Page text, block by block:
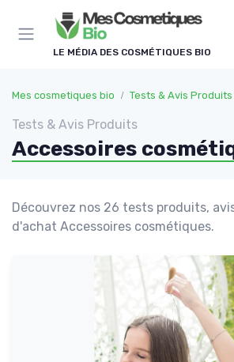
LE MÉDIA DES COSMÉTIQUES BIO
Mes cosmetiques bio Tests & Avis Produits
Tests & Avis Produits
Accessoires
Découvrez nos 26 tests produits,
d'achat Accessoires cosmétiques.
Panneau de gestion des cookies